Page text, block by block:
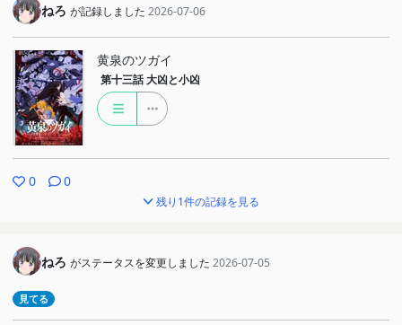
ねろ が記録しました 2026-07-06
黄泉のツガイ
第十三話 大凶と小凶
0 0
残り1件の記録を見る
ねろ がステータスを変更しました 2026-07-05
見てる